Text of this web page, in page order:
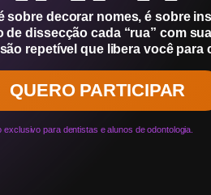
sobre decorar nomes, é sobre
de dissecção cada “rua” com
repetível que libera você para
QUERO PARTICIPAR
exclusivo para dentistas e alunos de odontologia.